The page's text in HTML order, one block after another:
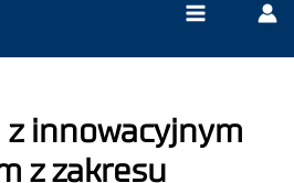
z innowacyjnym
z zakresu